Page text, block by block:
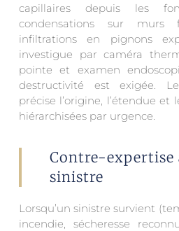
capillaires depuis les
condensations sur murs
infiltrations en pignons
investigue par caméra
pointe et examen
destructivité est exigée.
précise l’origine, l’étendue et
hiérarchisées par urgence.
Contre-expertise
sinistre
Lorsqu’un sinistre survient
incendie, sécheresse